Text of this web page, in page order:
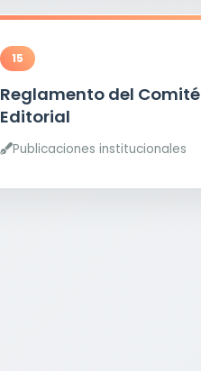
15
Reglamento del Comité
Editorial
Publicaciones institucionales